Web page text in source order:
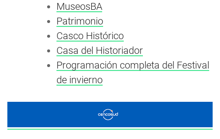
MuseosBA
Patrimonio
Casco Histórico
Casa del Historiador
Programación completa del Festival
de invierno